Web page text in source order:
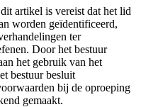
artikel is vereist dat het lid
worden geïdentificeerd,
ter
Door het bestuur
het gebruik van het
bestuur besluit
bij de oproeping
gemaakt.